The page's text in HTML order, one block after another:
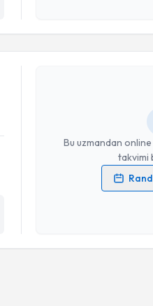
Takvim
Bu uzmandan
takvimi
Randevu Takvimi Talebi
Doç. Dr. Atilla Yılmaz
Kişisel verilerimin